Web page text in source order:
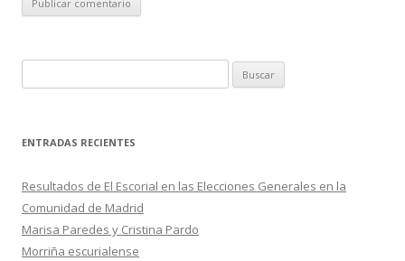
u
ENTRADAS RECIENTES
Resultados de El Escorial en las Elecciones Generales en la
Comunidad de Madrid
Marisa Paredes y Cristina Pardo
Morriña escurialense